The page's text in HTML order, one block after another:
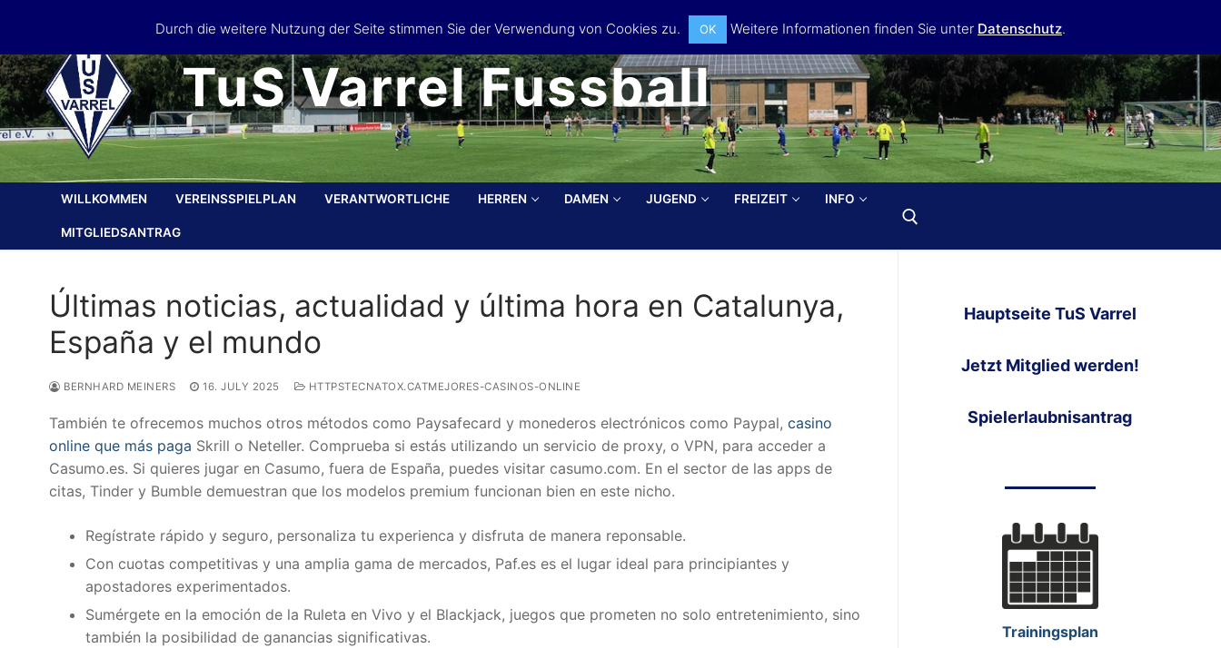
content
TuS Varrel Fussball
WILLKOMMEN VEREINSSPIELPLAN VERANTWORTLICHE HERREN DAMEN JUGEND FREIZEIT INFO
MITGLIEDSANTRAG
Search for:
Últimas noticias, actualidad y última hora en Catalunya,
España y el mundo
BERNHARD MEINERS 16. JULY 2025 HTTPSTECNATOX.CATMEJORES-CASINOS-ONLINE
También te ofrecemos muchos otros métodos como Paysafecard y monederos electrónicos como Paypal, casino
online que más paga Skrill o Neteller. Comprueba si estás utilizando un servicio de proxy, o VPN, para acceder a
Casumo.es. Si quieres jugar en Casumo, fuera de España, puedes visitar casumo.com. En el sector de las apps de
citas, Tinder y Bumble demuestran que los modelos premium funcionan bien en este nicho.
Regístrate rápido y seguro, personaliza tu experienca y disfruta de manera reponsable.
Con cuotas competitivas y una amplia gama de mercados, Paf.es es el lugar ideal para principiantes y
apostadores experimentados.
Sumérgete en la emoción de la Ruleta en Vivo y el Blackjack, juegos que prometen no solo entretenimiento, sino
también la posibilidad de ganancias significativas.
Hauptseite TuS Varrel
Jetzt Mitglied werden!
Spielerlaubnisantrag
Trainingsplan
Durch die weitere Nutzung der Seite stimmen Sie der Verwendung von Cookies zu. OK Weitere Informationen finden Sie unter Datenschutz.